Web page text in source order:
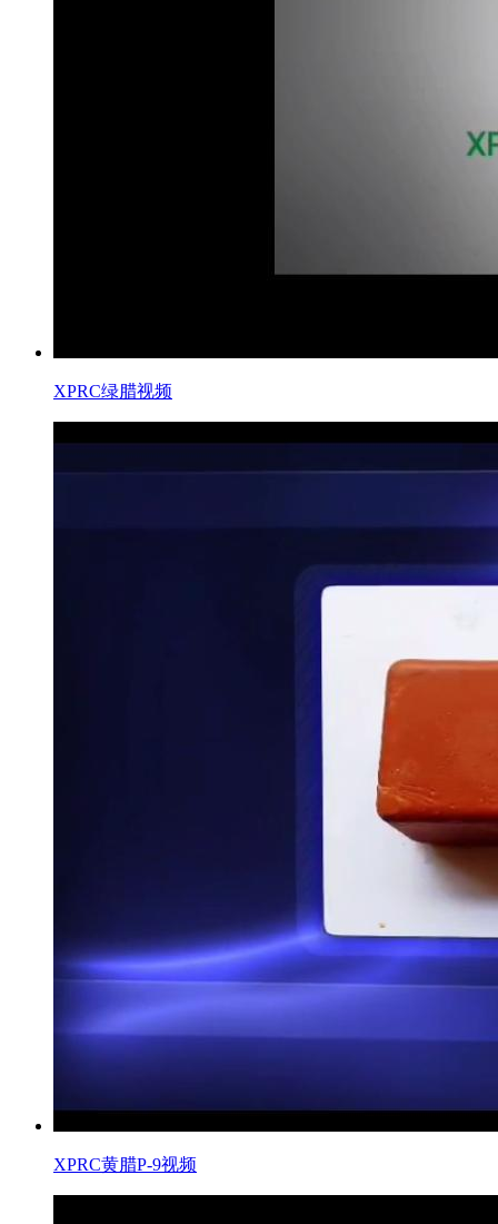
XPRC绿腊视频
XPRC黄腊P-9视频